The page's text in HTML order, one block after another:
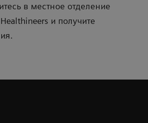
в местное отделение
и получите